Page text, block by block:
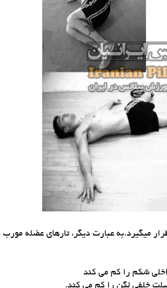
میگیرد.به عبارت دیگر، تارهای عضله
شکم را کم می کند
خلفی لگن را کم می کند.